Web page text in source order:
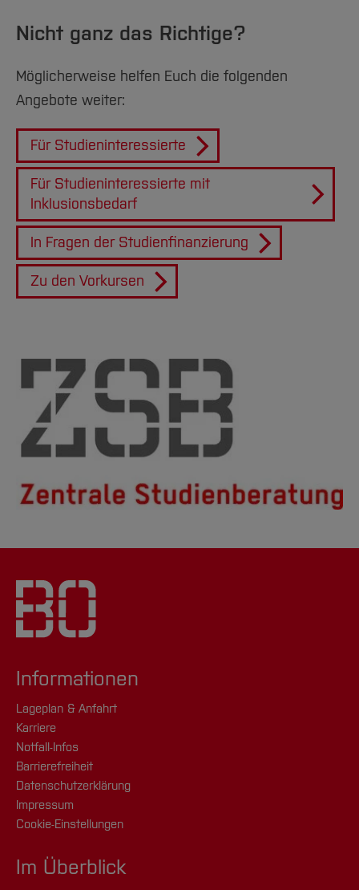
Nicht ganz das Richtige?
Möglicherweise helfen Euch die folgenden
Angebote weiter:
Für Studieninteressierte
Für Studieninteressierte mit
Inklusionsbedarf
In Fragen der Studienfinanzierung
Zu den Vorkursen
Informationen
Lageplan & Anfahrt
Karriere
Notfall-Infos
Barrierefreiheit
Datenschutzerklärung
Impressum
Cookie-Einstellungen
Im Überblick